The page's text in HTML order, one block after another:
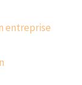
entreprise